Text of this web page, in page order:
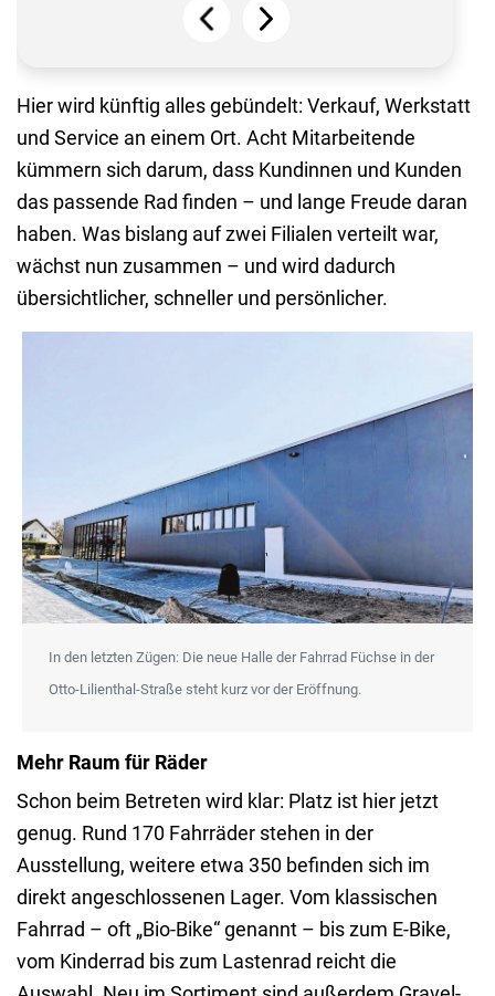
Hier wird künftig alles gebündelt: Verkauf, Werkstatt
und Service an einem Ort. Acht Mitarbeitende
kümmern sich darum, dass Kundinnen und Kunden
das passende Rad finden – und lange Freude daran
haben. Was bislang auf zwei Filialen verteilt war,
wächst nun zusammen – und wird dadurch
übersichtlicher, schneller und persönlicher.
In den letzten Zügen: Die neue Halle der Fahrrad Füchse in der
Otto-Lilienthal-Straße steht kurz vor der Eröffnung.
Mehr Raum für Räder
Schon beim Betreten wird klar: Platz ist hier jetzt
genug. Rund 170 Fahrräder stehen in der
Ausstellung, weitere etwa 350 befinden sich im
direkt angeschlossenen Lager. Vom klassischen
Fahrrad – oft „Bio-Bike“ genannt – bis zum E-Bike,
vom Kinderrad bis zum Lastenrad reicht die